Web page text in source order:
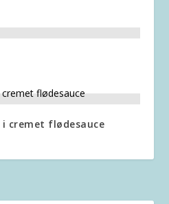
cremet flødesauce